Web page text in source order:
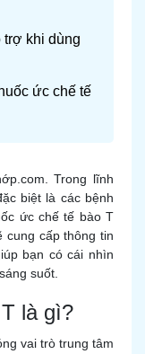
trợ khi dùng
ức chế tế
Trong lĩnh
biệt là các bệnh
ức chế tế bào T
cung cấp thông tin
bạn có cái nhìn
suốt.
là gì?
vai trò trung tâm